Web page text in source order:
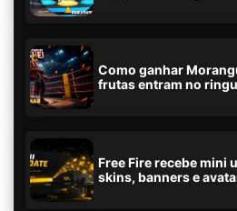
Como ganhar
frutas entram no
Free Fire recebe mini
skins, banners e